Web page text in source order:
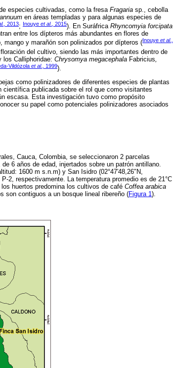
especies cultivadas, como la fresa Fragaria sp., cebolla
en áreas templadas y para algunas especies de
2013; Inouye et al., 2015). En Suráfrica Rhyncomyia forcipata
entre los dípteros más abundantes en flores de
y marañón son polinizados por dípteros (Inouye et al.,
del cultivo, siendo las más importantes dentro de
los Calliphoridae: Chrysomya megacephala Fabricius
Vildózola et al., 1999).
como polinizadores de diferentes especies de plantas
científica publicada sobre el rol que como visitantes
escasa. Esta investigación tuvo como propósito
su papel como potenciales polinizadores asociados
Cauca, Colombia, se seleccionaron 2 parcelas
6 años de edad, injertados sobre un patrón antillano.
1600 m s.n.m) y San Isidro (02°47′48,26″N,
2, respectivamente. La temperatura promedio es de 21°C
huertos predomina los cultivos de café Coffea arabica
son contiguos a un bosque lineal ribereño (Figura 1 ).